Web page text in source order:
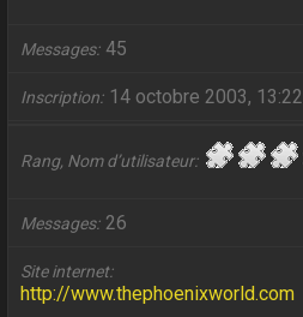
Messages 45
Inscription 14 octobre 2003, 13:22
Rang, Nom d’utilisateur
Messages 26
Site internet
http://www.thephoenixworld.com